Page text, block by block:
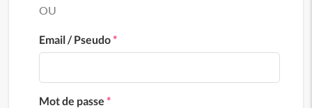
OU
Email / Pseudo*
Mot de passe *